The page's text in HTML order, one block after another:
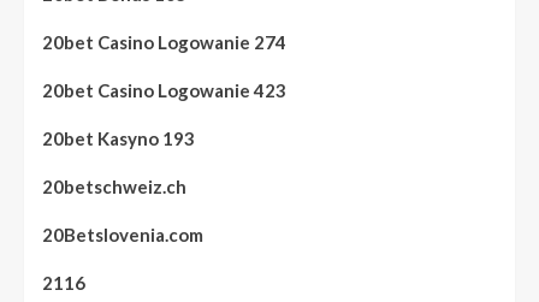
20bet Casino Logowanie 274
20bet Casino Logowanie 423
20bet Kasyno 193
20betschweiz.ch
20Betslovenia.com
2116